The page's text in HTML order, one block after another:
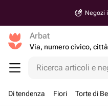
Negozi
Arbat
Via, numero civico, città
Ricerca articoli e
Di tendenza Fiori Torte di